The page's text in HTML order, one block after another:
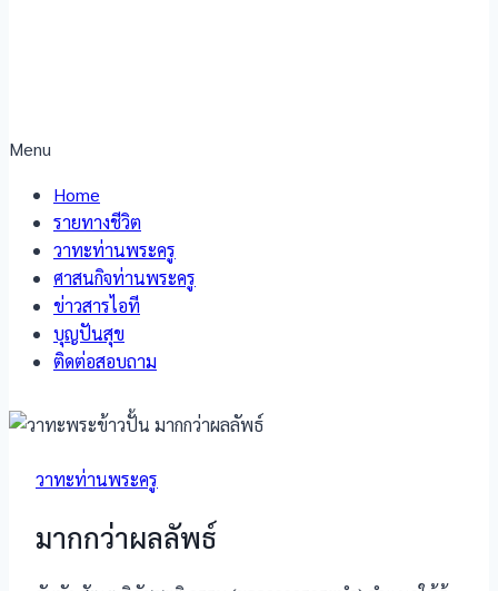
Menu
Home
รายทางชีวิต
วาทะท่านพระครู
ศาสนกิจท่านพระครู
ข่าวสารไอที
บุญปันสุข
ติดต่อสอบถาม
วาทะท่านพระครู
มากกว่าผลลัพธ์